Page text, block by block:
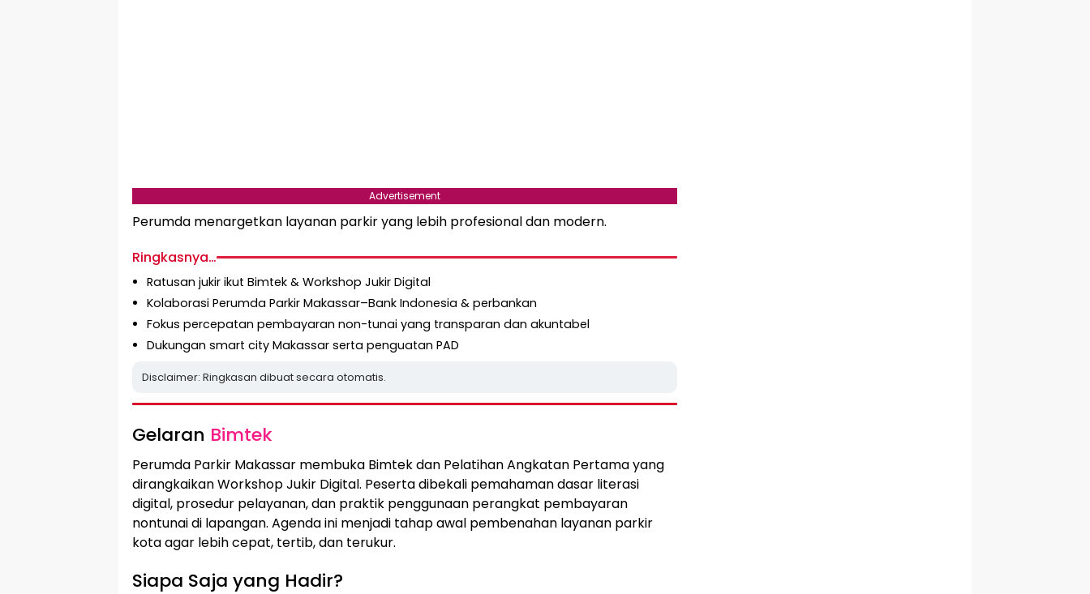
Advertisement
Perumda menargetkan layanan parkir yang lebih profesional dan modern.
Ringkasnya…
Ratusan jukir ikut Bimtek & Workshop Jukir Digital
Kolaborasi Perumda Parkir Makassar–Bank Indonesia & perbankan
Fokus percepatan pembayaran non-tunai yang transparan dan akuntabel
Dukungan smart city Makassar serta penguatan PAD
Disclaimer: Ringkasan dibuat secara otomatis.
Gelaran Bimtek
Perumda Parkir Makassar membuka Bimtek dan Pelatihan Angkatan Pertama yang
dirangkaikan Workshop Jukir Digital. Peserta dibekali pemahaman dasar literasi
digital, prosedur pelayanan, dan praktik penggunaan perangkat pembayaran
nontunai di lapangan. Agenda ini menjadi tahap awal pembenahan layanan parkir
kota agar lebih cepat, tertib, dan terukur.
Siapa Saja yang Hadir?